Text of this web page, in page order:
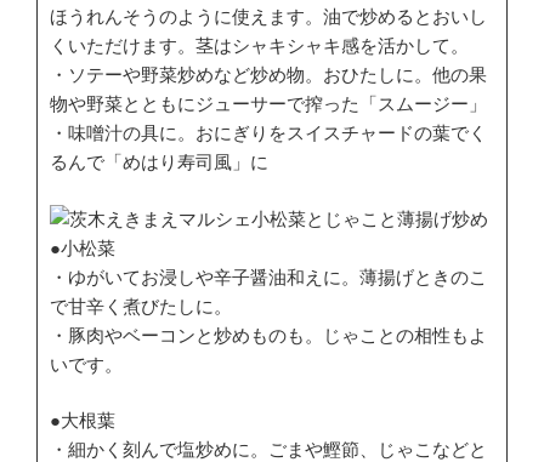
ほうれんそうのように使えます。油で炒めるとおいし
くいただけます。茎はシャキシャキ感を活かして。
・ソテーや野菜炒めなど炒め物。おひたしに。他の果
物や野菜とともにジューサーで搾った「スムージー」
・味噌汁の具に。おにぎりをスイスチャードの葉でく
るんで「めはり寿司風」に
●小松菜
・ゆがいてお浸しや辛子醤油和えに。薄揚げときのこ
で甘辛く煮びたしに。
・豚肉やベーコンと炒めものも。じゃことの相性もよ
いです。
●大根葉
・細かく刻んで塩炒めに。ごまや鰹節、じゃこなどと